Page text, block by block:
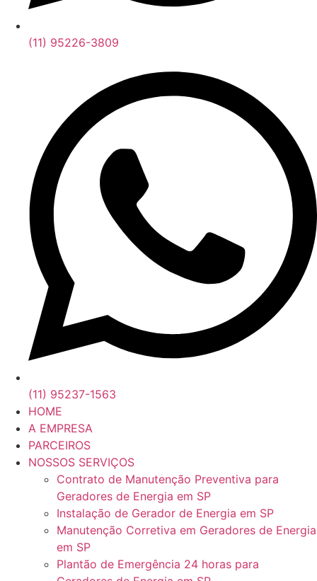
(11) 95226-3809
(11) 95237-1563
HOME
A EMPRESA
PARCEIROS
NOSSOS SERVIÇOS
Contrato de Manutenção Preventiva para
Geradores de Energia em SP
Instalação de Gerador de Energia em SP
Manutenção Corretiva em Geradores de Energia
em SP
Plantão de Emergência 24 horas para